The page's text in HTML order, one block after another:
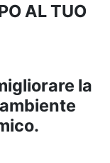
AL TUO
la